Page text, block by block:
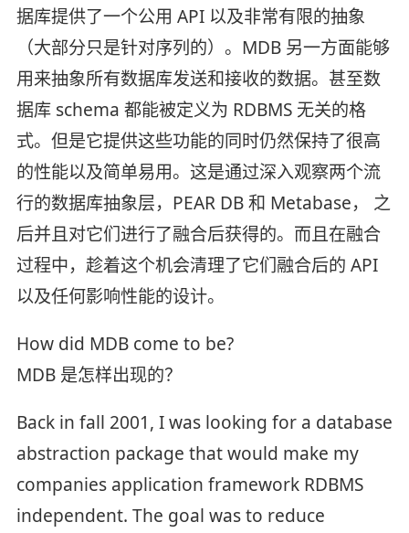
据库提供了一个公用 API 以及非常有限的抽象
（大部分只是针对序列的）。MDB 另一方面能够
用来抽象所有数据库发送和接收的数据。甚至数
据库 schema 都能被定义为 RDBMS 无关的格
式。但是它提供这些功能的同时仍然保持了很高
的性能以及简单易用。这是通过深入观察两个流
行的数据库抽象层，PEAR DB 和 Metabase， 之
后并且对它们进行了融合后获得的。而且在融合
过程中，趁着这个机会清理了它们融合后的 API
以及任何影响性能的设计。
How did MDB come to be?
MDB 是怎样出现的？
Back in fall 2001, I was looking for a database
abstraction package that would make my
companies application framework RDBMS
independent. The goal was to reduce